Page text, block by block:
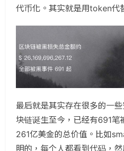
代币化。其实就是用token代
最后就是其实存在很多的一
块链诞生至今，已经有691笔
261亿美金的总价值。比如
明的，每个人都看到代码，